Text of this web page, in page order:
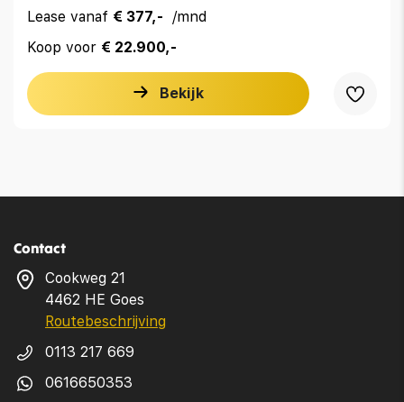
Lease vanaf € 377,-
/mnd
Koop voor € 22.900,-
Bekijk
Contact
Cookweg 21
4462 HE Goes
Routebeschrijving
0113 217 669
0616650353